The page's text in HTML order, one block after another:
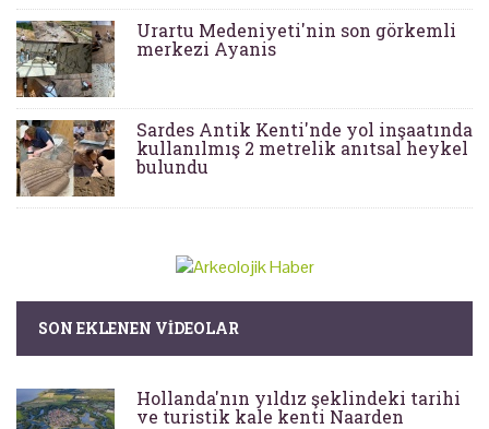
Urartu Medeniyeti'nin son görkemli
merkezi Ayanis
Sardes Antik Kenti'nde yol inşaatında
kullanılmış 2 metrelik anıtsal heykel
bulundu
SON EKLENEN VIDEOLAR
Hollanda'nın yıldız şeklindeki tarihi
ve turistik kale kenti Naarden